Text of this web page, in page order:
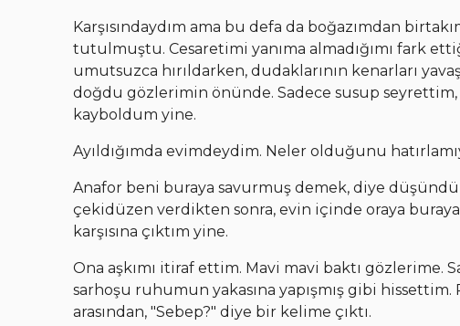
Karşısındaydım ama bu defa da boğazımdan
tutulmuştu. Cesaretimi yanıma almadığımı fark
umutsuzca hırıldarken, dudaklarının kenarları
doğdu gözlerimin önünde. Sadece susup
kayboldum yine.
Ayıldığımda evimdeydim. Neler olduğunu
Anafor beni buraya savurmuş demek, diye
çekidüzen verdikten sonra, evin içinde oraya buraya
karşısına çıktım yine.
Ona aşkımı itiraf ettim. Mavi mavi baktı
sarhoşu ruhumun yakasına yapışmış gibi hissettim.
arasından, "Sebep?" diye bir kelime çıktı.